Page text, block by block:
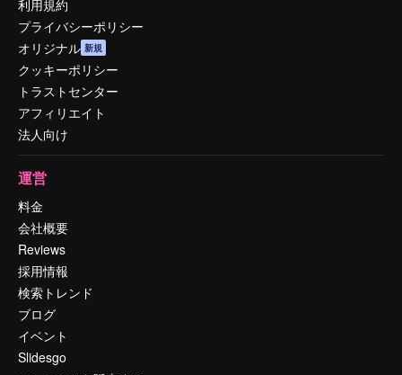
利用規約
プライバシーポリシー
オリジナル 新規
クッキーポリシー
トラストセンター
アフィリエイト
法人向け
運営
料金
会社概要
Reviews
採用情報
検索トレンド
ブログ
イベント
Slidesgo